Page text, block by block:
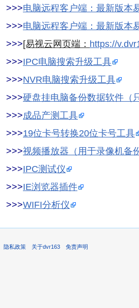
>>>电脑远程客户端：最新版本
>>>电脑远程客户端：最新版本
>>>[易视云网页端： https://
>>>IPC电脑搜索升级工具
>>>NVR电脑搜索升级工具
>>>硬盘挂电脑备份数据软件（
>>>成品产测工具
>>>19位卡号转换20位卡号工具
>>>视频播放器（用于录像机备
>>>IPC测试仪
>>>IE浏览器插件
>>>WIFI分析仪
隐私政策 关于dvr163 免责声明